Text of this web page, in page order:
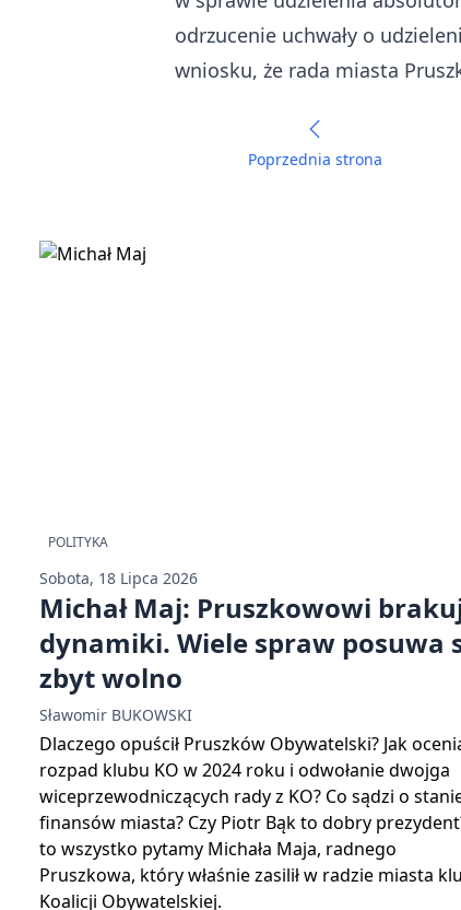
odrzucenie uchwały o
wniosku, że rada miasta
Poprzednia strona
POLITYKA
Sobota, 18 Lipca 2026
Michał Maj: Pruszkowowi
dynamiki. Wiele spraw posuwa
zbyt wolno
Sławomir BUKOWSKI
Dlaczego opuścił Pruszków Obywatelski? Jak
rozpad klubu KO w 2024 roku i odwołanie dwojga
wiceprzewodniczących rady z KO? Co sądzi o
finansów miasta? Czy Piotr Bąk to dobry
to wszystko pytamy Michała Maja, radnego
Pruszkowa, który właśnie zasilił w radzie miasta
Koalicji Obywatelskiej.